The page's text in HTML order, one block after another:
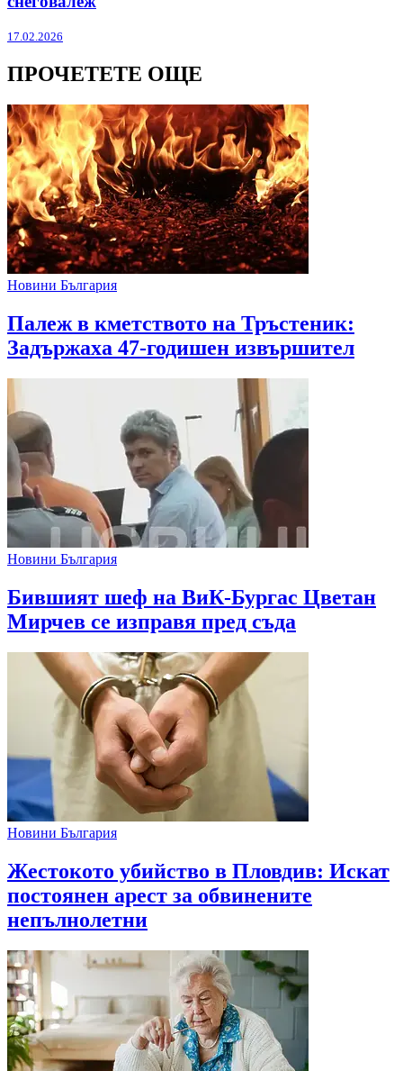
17.02.2026
ПРОЧЕТЕТЕ ОЩЕ
Новини България
Палеж в кметството на Тръстеник:
Задържаха 47-годишен извършител
Новини България
Бившият шеф на ВиК-Бургас Цветан
Мирчев се изправя пред съда
Новини България
Жестокото убийство в Пловдив: Искат
постоянен арест за обвинените
непълнолетни